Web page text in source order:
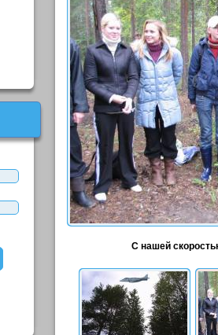
С нашей